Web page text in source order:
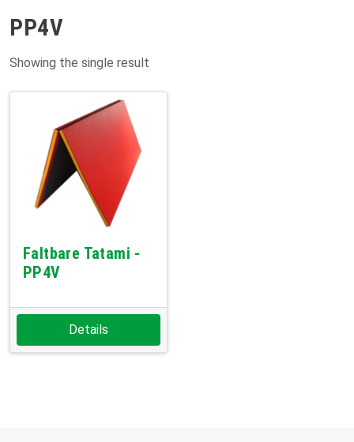
PP4V
Showing the single result
Faltbare Tatami -
PP4V
Details